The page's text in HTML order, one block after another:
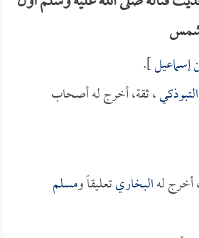
].
، ثقة، أخرج له أصحاب
أخرج لهالبخاريتعليقاً ومسلم